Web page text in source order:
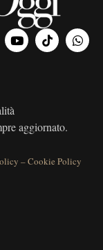
aggiornato.
–Cookie Policy